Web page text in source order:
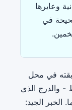
وعايرها
في
في محل
- والدرج الذي
الخبر الجيد: